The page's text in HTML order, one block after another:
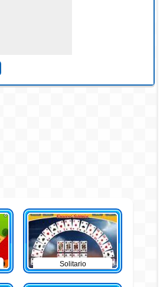
Solitario